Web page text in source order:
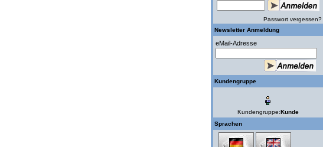
Passwort vergessen?
Newsletter Anmeldung
eMail-Adresse
Kundengruppe
Kundengruppe:Kunde
Sprachen